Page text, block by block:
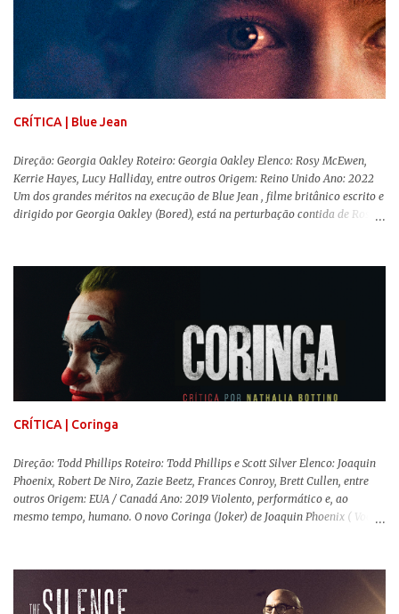
estéticas de se fazer documentários, selecionei 5 produções tupiniquins do
gênero que, para mim, são indispensáveis: ▼ Cabra Marcado para Morrer
(1984) , de Eduardo Coutinho Em 1964, devido ao golpe militar, Eduardo
Coutinho (Edifício Master) teve que abandonar as filmagens do
documentário sobre o assassinato do líder camponês Joã...
CRÍTICA | Blue Jean
Direção: Georgia Oakley Roteiro: Georgia Oakley Elenco: Rosy McEwen,
Kerrie Hayes, Lucy Halliday, entre outros Origem: Reino Unido Ano: 2022
Um dos grandes méritos na execução de Blue Jean , filme britânico escrito e
dirigido por Georgia Oakley (Bored), está na perturbação contida de Rosy
movimentos e falas, equilibrada numa frágil neutralidade entre seu
trabalho e seus afetos, passando noites bebendo e jogando sinuca com seu
grupo de amigas lésbicas e sua amante. É imperativo para ela que ambos
os mundos não se cruzem de modo algum, pois o período histórico no qual
a história se passa - 1988 na Inglaterra - é de um contexto profundamente
conservador e hostil a pessoas queer. Com o governo liderado pela então
primeira-ministra Margaret Tatcher usando recursos supostamente
constitucionais para mobilizar campanhas agressivas ao modo de vida
CRÍTICA | Coringa
Direção: Todd Phillips Roteiro: Todd Phillips e Scott Silver Elenco: Joaquin
Phoenix, Robert De Niro, Zazie Beetz, Frances Conroy, Brett Cullen, entre
outros Origem: EUA / Canadá Ano: 2019 Violento, performático e, ao
mesmo tempo, humano. O novo Coringa (Joker) de Joaquin Phoenix ( Você
Comics . É importante ressaltar que este não é um filme de herói. E muito
menos de vilão. O longa de Todd Phillips (Se Beber, Não Case!) segue uma
trajetória profunda do reflexo da corrupção da sociedade na vida de um ser